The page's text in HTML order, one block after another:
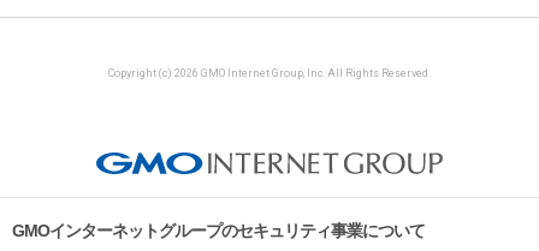
Copyright (c) 2026 GMO Internet Group, Inc. All Rights Reserved.
GMOインターネットグループのセキュリティ事業について